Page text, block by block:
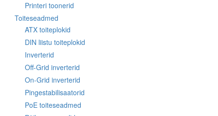
Printeri toonerid
Toiteseadmed
ATX toiteplokid
DIN liistu toiteplokid
Inverterid
Off-Grid inverterid
On-Grid inverterid
Pingestabilisaatorid
PoE toiteseadmed